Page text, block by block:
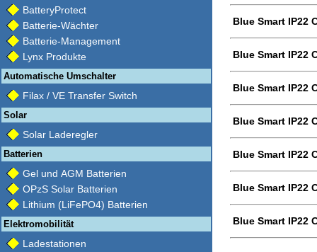
BatteryProtect
Batterie-Wächter
Batterie-Management
Lynx Produkte
Automatische Umschalter
Filax / VE Transfer Switch
Solar
Solar Laderegler
Batterien
Gel und AGM Batterien
OPzS Solar Batterien
Lithium (LiFePO4) Batterien
Elektromobilität
Ladestationen
Blue Smart IP22
Blue Smart IP22
Blue Smart IP22
Blue Smart IP22
Blue Smart IP22
Blue Smart IP22
Blue Smart IP22